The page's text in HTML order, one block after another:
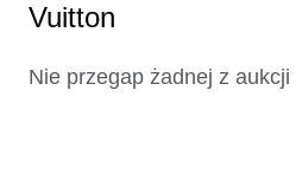
Vuitton
Nie przegap żadnej z aukcji